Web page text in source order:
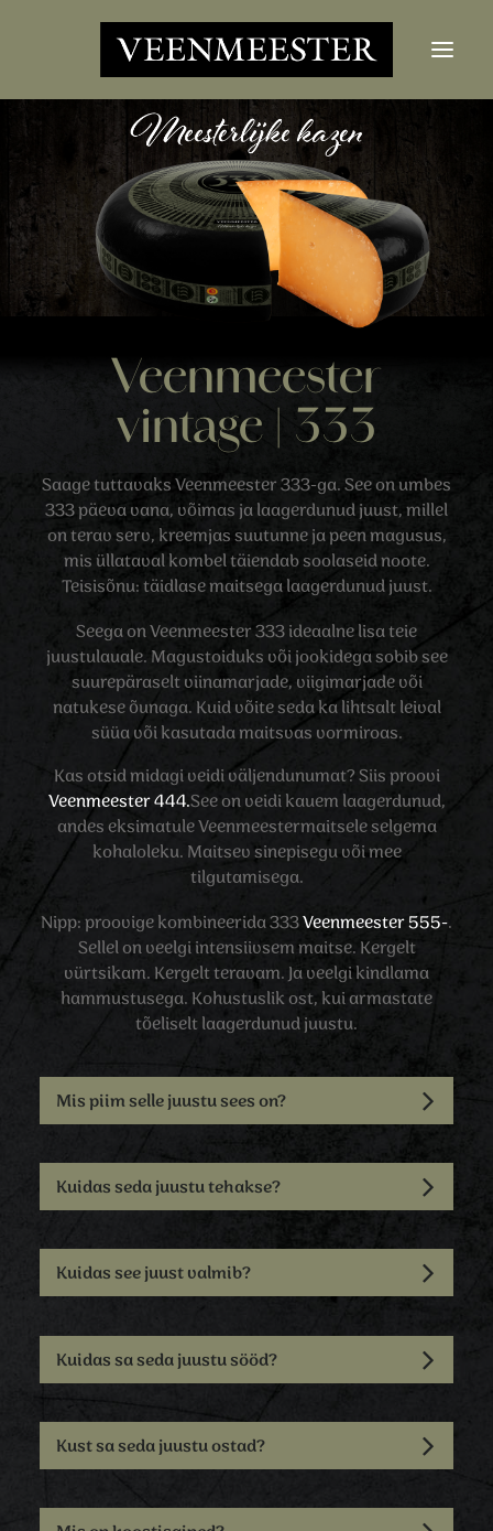
JUUSTUD
UUDISED
VÕTKE ÜHENDUST
LOGI SISSE
Veenmeester
vintage | 333
Saage tuttavaks Veenmeester 333-ga. See on umbes
333 päeva vana, võimas ja laagerdunud juust, millel
on terav serv, kreemjas suutunne ja peen magusus,
mis üllataval kombel täiendab soolaseid noote.
Teisisõnu: täidlase maitsega laagerdunud juust.
Seega on Veenmeester 333 ideaalne lisa teie
juustulauale. Magustoiduks või jookidega sobib see
suurepäraselt viinamarjade, viigimarjade või
natukese õunaga. Kuid võite seda ka lihtsalt leival
süüa või kasutada maitsvas vormiroas.
Kas otsid midagi veidi väljendunumat? Siis proovi
Veenmeester 444.See on veidi kauem laagerdunud,
andes eksimatule Veenmeestermaitsele selgema
kohaloleku. Maitsev sinepisegu või mee
tilgutamisega.
Nipp: proovige kombineerida 333Veenmeester 555-.
Sellel on veelgi intensiivsem maitse. Kergelt
vürtsikam. Kergelt teravam. Ja veelgi kindlama
hammustusega. Kohustuslik ost, kui armastate
tõeliselt laagerdunud juustu.
Mis piim selle juustu sees on?
Kuidas seda juustu tehakse?
Kuidas see juust valmib?
Kuidas sa seda juustu sööd?
Kust sa seda juustu ostad?